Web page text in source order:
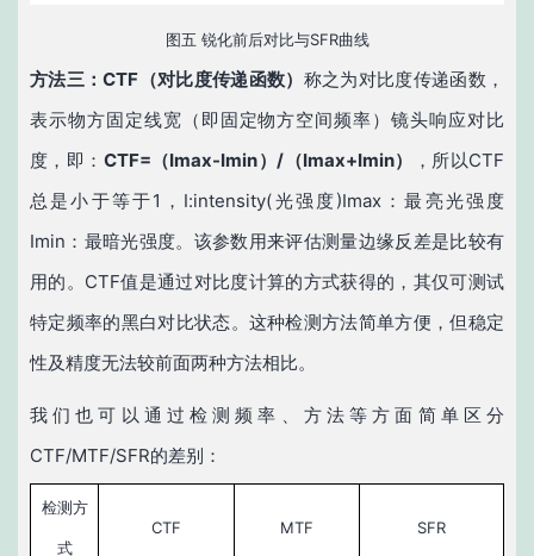
图五 锐化前后对比与SFR曲线
方法三：CTF （对比度传递函数） 称之为对比度传递函数，
表示物方固定线宽（即固定物方空间频率）镜头响应对比
度，即： CTF= （Imax-Imin）/ （Imax+Imin）
，所以CTF
总是小于等于1，I:intensity(光强度)Imax：最亮光强度
Imin：最暗光强度。该参数用来评估测量边缘反差是比较有
用的。CTF值是通过对比度计算的方式获得的，其仅可测试
特定频率的黑白对比状态。这种检测方法简单方便，但稳定
性及精度无法较前面两种方法相比。
我们也可以通过检测频率、方法等方面简单区分
CTF/MTF/SFR的差别：
检测方
式
CTF MTF SFR